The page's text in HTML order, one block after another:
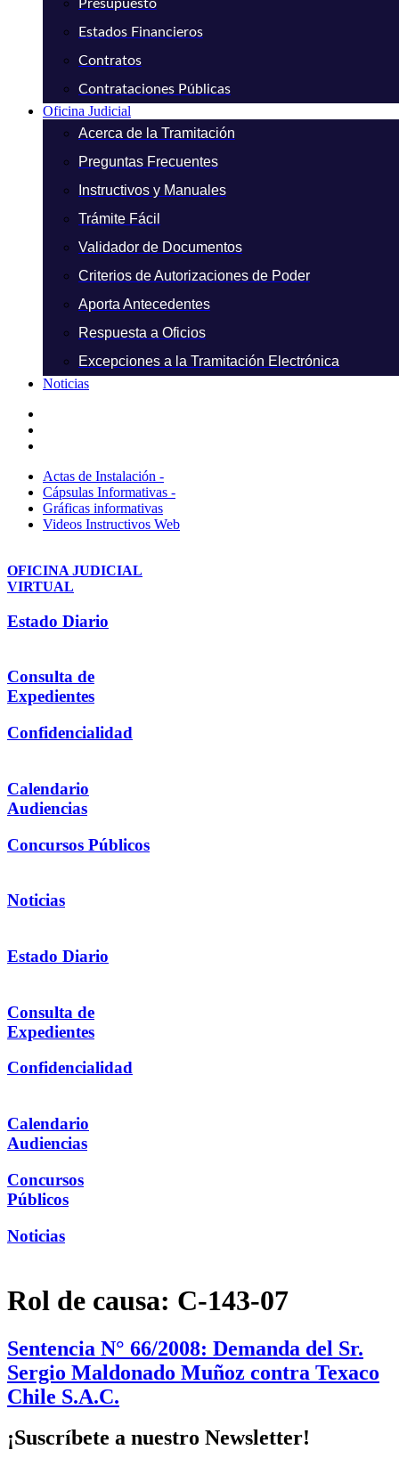
Presupuesto
Estados Financieros
Contratos
Contrataciones Públicas
Oficina Judicial
Acerca de la Tramitación
Preguntas Frecuentes
Instructivos y Manuales
Trámite Fácil
Validador de Documentos
Criterios de Autorizaciones de Poder
Aporta Antecedentes
Respuesta a Oficios
Excepciones a la Tramitación Electrónica
Noticias
Actas de Instalación -
Cápsulas Informativas -
Gráficas informativas
Videos Instructivos Web
OFICINA JUDICIAL
VIRTUAL
Estado Diario
Consulta de
Expedientes
Confidencialidad
Calendario
Audiencias
Concursos Públicos
Noticias
Estado Diario
Consulta de
Expedientes
Confidencialidad
Calendario
Audiencias
Concursos
Públicos
Noticias
Rol de causa: C-143-07
Sentencia N° 66/2008: Demanda del Sr.
Sergio Maldonado Muñoz contra Texaco
Chile S.A.C.
¡Suscríbete a nuestro Newsletter!